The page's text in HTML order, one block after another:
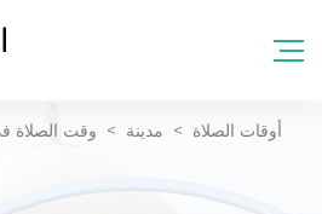
أوقات الصلاة > مدينة > وقت الصلاة